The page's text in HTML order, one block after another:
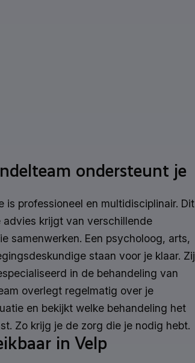
ondersteunt je
is professioneel en multidisciplinair. Dit
advies krijgt van verschillende
samenwerken. Een psycholoog, arts,
staan voor je klaar. Zij
in de behandeling van
overlegt regelmatig over je
en bekijkt welke behandeling het
Zo krijg je de zorg die je nodig hebt.
in Velp